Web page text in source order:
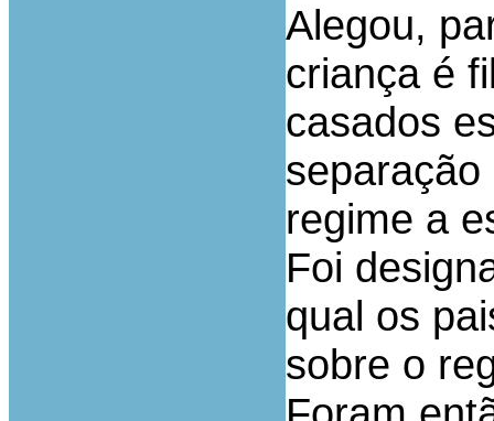
Alegou,
criança é
casados
regime a
Foi
qual os
sobre o